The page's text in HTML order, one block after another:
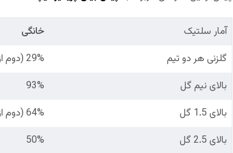
آمار سلتیک خانگی
گلزنی هر دو تیم
29% (دوم از آخر)
بالای نیم گل
93%
بالای 1.5 گل
64% (دوم از آخر)
بالای 2.5 گل
50%